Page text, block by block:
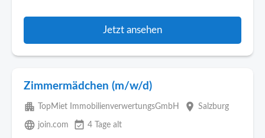
Jetzt ansehen
Zimmermädchen (m/w/d)
apartment TopMiet ImmobilienverwertungsGmbH place Salzburg
language join.com event_available 4 Tage alt